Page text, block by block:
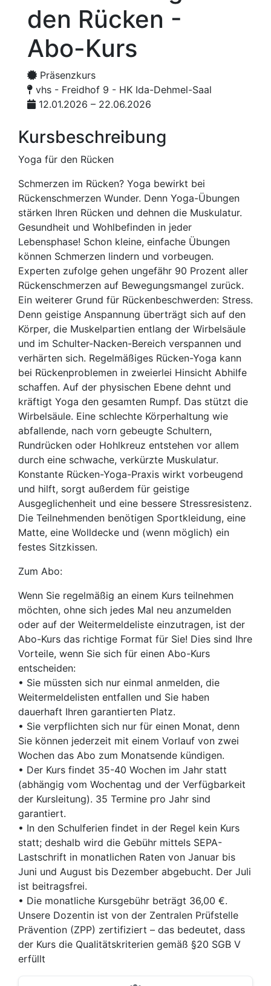
den Rücken -
Abo-Kurs
Präsenzkurs
vhs - Freidhof 9 - HK Ida-Dehmel-Saal
12.01.2026 – 22.06.2026
Kursbeschreibung
Yoga für den Rücken
Schmerzen im Rücken? Yoga bewirkt bei
Rückenschmerzen Wunder. Denn Yoga-Übungen
stärken Ihren Rücken und dehnen die Muskulatur.
Gesundheit und Wohlbefinden in jeder
Lebensphase! Schon kleine, einfache Übungen
können Schmerzen lindern und vorbeugen.
Experten zufolge gehen ungefähr 90 Prozent aller
Rückenschmerzen auf Bewegungsmangel zurück.
Ein weiterer Grund für Rückenbeschwerden: Stress.
Denn geistige Anspannung überträgt sich auf den
Körper, die Muskelpartien entlang der Wirbelsäule
und im Schulter-Nacken-Bereich verspannen und
verhärten sich. Regelmäßiges Rücken-Yoga kann
bei Rückenproblemen in zweierlei Hinsicht Abhilfe
schaffen. Auf der physischen Ebene dehnt und
kräftigt Yoga den gesamten Rumpf. Das stützt die
Wirbelsäule. Eine schlechte Körperhaltung wie
abfallende, nach vorn gebeugte Schultern,
Rundrücken oder Hohlkreuz entstehen vor allem
durch eine schwache, verkürzte Muskulatur.
Konstante Rücken-Yoga-Praxis wirkt vorbeugend
und hilft, sorgt außerdem für geistige
Ausgeglichenheit und eine bessere Stressresistenz.
Die Teilnehmenden benötigen Sportkleidung, eine
Matte, eine Wolldecke und (wenn möglich) ein
festes Sitzkissen.
Zum Abo:
Wenn Sie regelmäßig an einem Kurs teilnehmen
möchten, ohne sich jedes Mal neu anzumelden
oder auf der Weitermeldeliste einzutragen, ist der
Abo-Kurs das richtige Format für Sie! Dies sind Ihre
Vorteile, wenn Sie sich für einen Abo-Kurs
entscheiden:
• Sie müssten sich nur einmal anmelden, die
Weitermeldelisten entfallen und Sie haben
dauerhaft Ihren garantierten Platz.
• Sie verpflichten sich nur für einen Monat, denn
Sie können jederzeit mit einem Vorlauf von zwei
Wochen das Abo zum Monatsende kündigen.
• Der Kurs findet 35-40 Wochen im Jahr statt
(abhängig vom Wochentag und der Verfügbarkeit
der Kursleitung). 35 Termine pro Jahr sind
garantiert.
• In den Schulferien findet in der Regel kein Kurs
statt; deshalb wird die Gebühr mittels SEPA-
Lastschrift in monatlichen Raten von Januar bis
Juni und August bis Dezember abgebucht. Der Juli
ist beitragsfrei.
• Die monatliche Kursgebühr beträgt 36,00 €.
Unsere Dozentin ist von der Zentralen Prüfstelle
Prävention (ZPP) zertifiziert – das bedeutet, dass
der Kurs die Qualitätskriterien gemäß §20 SGB V
erfüllt